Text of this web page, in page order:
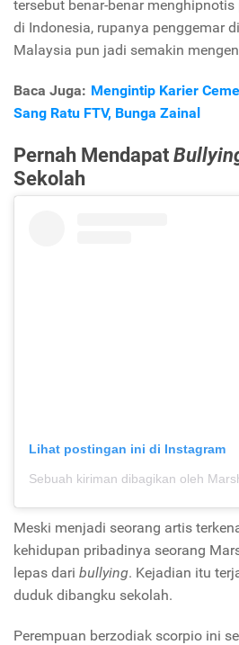
tersebut benar-benar
di Indonesia, rupanya penggemar
Malaysia pun jadi semakin
Baca Juga: Mengintip Karier
Sang Ratu FTV, Bunga Zainal
Pernah Mendapat
Sekolah
Lihat postingan ini di Instagram
Meski menjadi seorang artis
kehidupan pribadinya seorang
lepas dari bullying. Kejadian itu
duduk dibangku sekolah.
Perempuan berzodiak scorpio ini